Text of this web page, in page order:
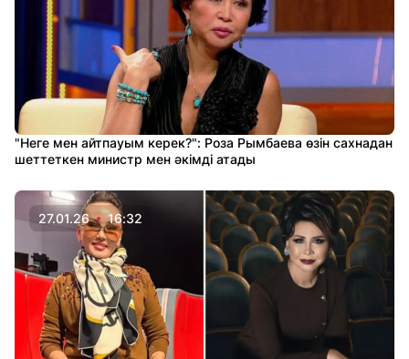
"Неге мен айтпауым керек?": Роза Рымбаева өзін сахнадан
шеттеткен министр мен әкімді атады
27.01.26 16:32